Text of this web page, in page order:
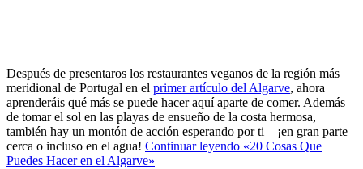
Después de presentaros los restaurantes veganos de la región más
meridional de Portugal en el primer artículo del Algarve, ahora
aprenderáis qué más se puede hacer aquí aparte de comer. Además
de tomar el sol en las playas de ensueño de la costa hermosa,
también hay un montón de acción esperando por ti – ¡en gran parte
cerca o incluso en el agua! Continuar leyendo «20 Cosas Que
Puedes Hacer en el Algarve»